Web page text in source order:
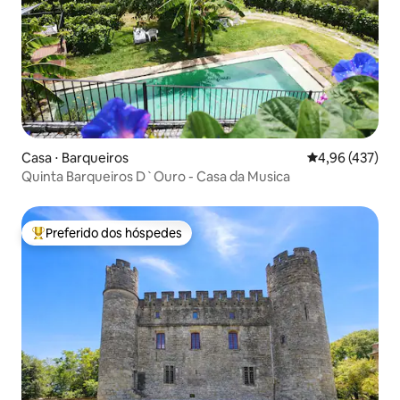
Casa ⋅ Barqueiros 4,96 de uma
4,96 (437)
Quinta Barqueiros D`Ouro - Casa da Musica
Entre os melhores preferidos dos hóspedes
Preferido dos hóspedes